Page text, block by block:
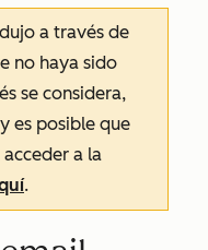
a través de
no haya sido
se considera,
es posible que
a la
.